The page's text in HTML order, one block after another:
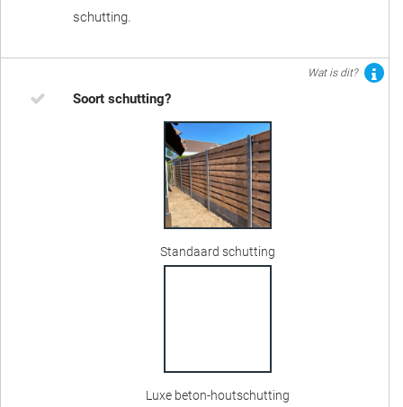
schutting.
Wat is dit?
Soort schutting?
Standaard schutting
Luxe beton-houtschutting